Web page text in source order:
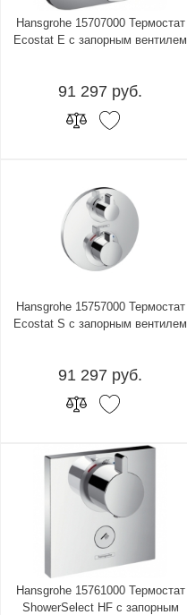
Hansgrohe 15707000 Термостат
Ecostat E с запорным вентилем
91 297 руб.
Hansgrohe 15757000 Термостат
Ecostat S с запорным вентилем
91 297 руб.
Hansgrohe 15761000 Термостат
ShowerSelect HF с запорным